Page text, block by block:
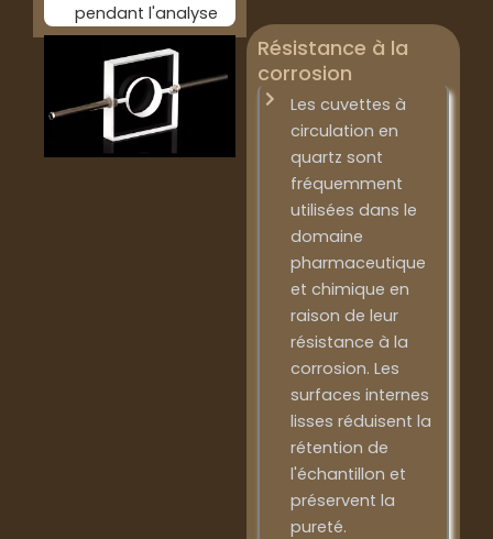
pendant l'analyse
Résistance à la
corrosion
Les cuvettes à
circulation en
quartz sont
fréquemment
utilisées dans le
domaine
pharmaceutique
et chimique en
raison de leur
résistance à la
corrosion. Les
surfaces internes
lisses réduisent la
rétention de
l'échantillon et
préservent la
pureté.